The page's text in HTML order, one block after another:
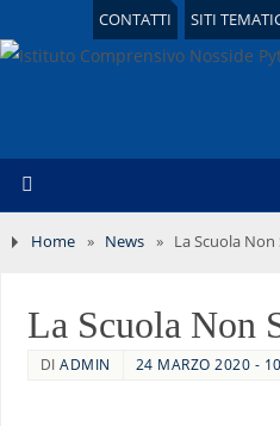
CONTATTI SITI
Home » News » La Scuola Non
La Scuola Non
DIADMIN 24 MARZO 2020 -